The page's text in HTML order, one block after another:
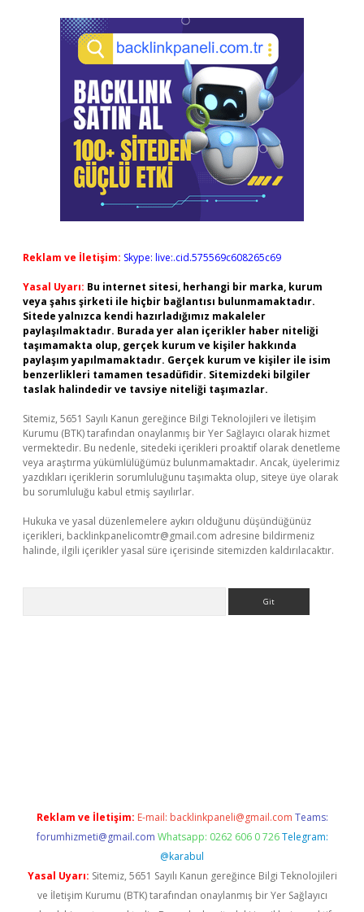
Reklam ve İletişim: Skype: live:.cid.575569c608265c69
Yasal Uyarı: Bu internet sitesi, herhangi bir marka, kurum
veya şahıs şirketi ile hiçbir bağlantısı bulunmamaktadır.
Sitede yalnızca kendi hazırladığımız makaleler
paylaşılmaktadır. Burada yer alan içerikler haber niteliği
taşımamakta olup, gerçek kurum ve kişiler hakkında
paylaşım yapılmamaktadır. Gerçek kurum ve kişiler ile isim
benzerlikleri tamamen tesadüfidir. Sitemizdeki bilgiler
taslak halindedir ve tavsiye niteliği taşımazlar.
Sitemiz, 5651 Sayılı Kanun gereğince Bilgi Teknolojileri ve İletişim
Kurumu (BTK) tarafından onaylanmış bir Yer Sağlayıcı olarak hizmet
vermektedir. Bu nedenle, sitedeki içerikleri proaktif olarak denetleme
veya araştırma yükümlülüğümüz bulunmamaktadır. Ancak, üyelerimiz
yazdıkları içeriklerin sorumluluğunu taşımakta olup, siteye üye olarak
bu sorumluluğu kabul etmiş sayılırlar.
Hukuka ve yasal düzenlemelere aykırı olduğunu düşündüğünüz
içerikleri, backlinkpanelicomtr@gmail.com adresine bildirmeniz
halinde, ilgili içerikler yasal süre içerisinde sitemizden kaldırılacaktır.
Reklam ve İletişim: E-mail: backlinkpaneli@gmail.com Teams:
forumhizmeti@gmail.com Whatsapp: 0262 606 0 726 Telegram:
@karabul
Yasal Uyarı: Sitemiz, 5651 Sayılı Kanun gereğince Bilgi Teknolojileri
ve İletişim Kurumu (BTK) tarafından onaylanmış bir Yer Sağlayıcı